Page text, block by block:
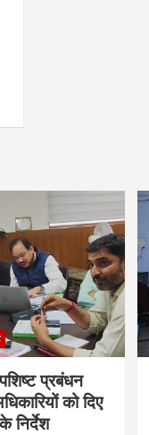
प्रबंधन
को दिए
निर्देश